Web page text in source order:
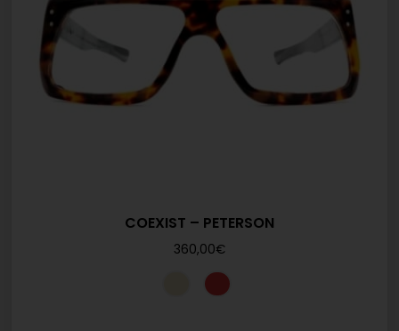
COEXIST – PETERSON
360,00€